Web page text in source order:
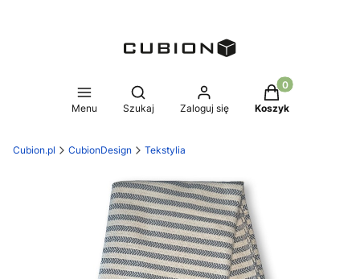
Menu
Otwórz wyszukiwarkę
Szukaj Zaloguj się
Produkty w
Koszyk
Cubion.pl CubionDesign Tekstylia